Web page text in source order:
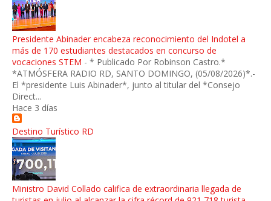
Presidente Abinader encabeza reconocimiento del Indotel a
más de 170 estudiantes destacados en concurso de
vocaciones STEM - * Publicado Por Robinson Castro.*
*ATMÓSFERA RADIO RD, SANTO DOMINGO, (05/08/2026)*.-
El *presidente Luis Abinader*, junto al titular del *Consejo
Direct...
Hace 3 días
Destino Turístico RD
Ministro David Collado califica de extraordinaria llegada de